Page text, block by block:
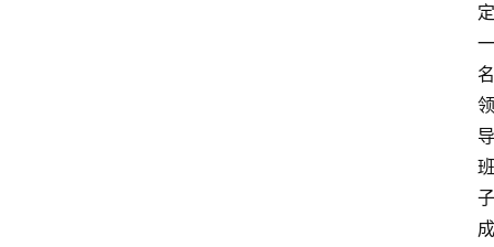
定
一
名
领
导
班
子
成